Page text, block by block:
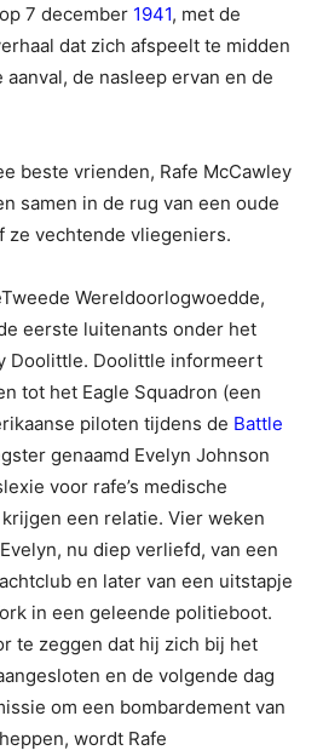
7 december 1941, met de
dat zich afspeelt te midden
aanval, de nasleep ervan en de
beste vrienden, Rafe McCawley
samen in de rug van een oude
ze vechtende vliegeniers.
Wereldoorlogwoedde,
eerste luitenants onder het
Doolittle. Doolittle informeert
tot het Eagle Squadron (een
piloten tijdens de Battle
genaamd Evelyn Johnson
voor rafe’s medische
een relatie. Vier weken
nu diep verliefd, van een
en later van een uitstapje
in een geleende politieboot.
te zeggen dat hij zich bij het
en de volgende dag
om een bombardement van
wordt Rafe